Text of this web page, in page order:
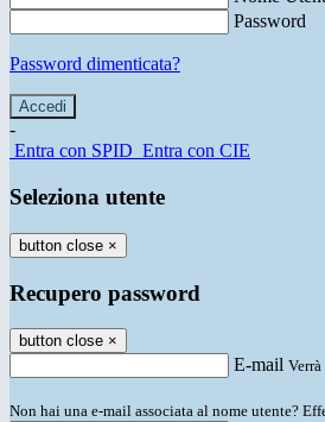
Password
Password dimenticata?
-
Entra con SPID Entra con CIE
Seleziona utente
button close ×
Recupero password
button close ×
E-mail
Non hai una e-mail associata al nome utente?